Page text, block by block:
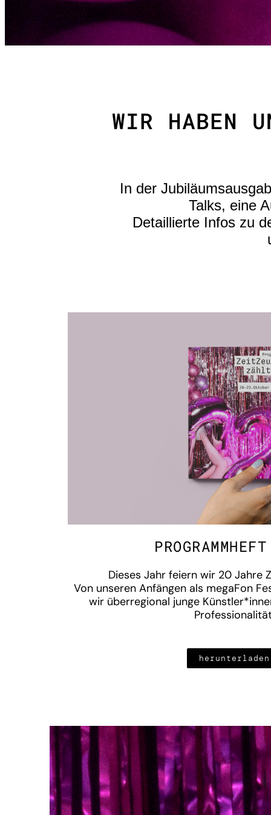
WIR HABEN
In der
Talks, eine
Detaillierte Infos zu
Dieses Jahr feiern wir 20 Jahre
Von unseren Anfängen als megaFon
wir überregional junge
herunterladen